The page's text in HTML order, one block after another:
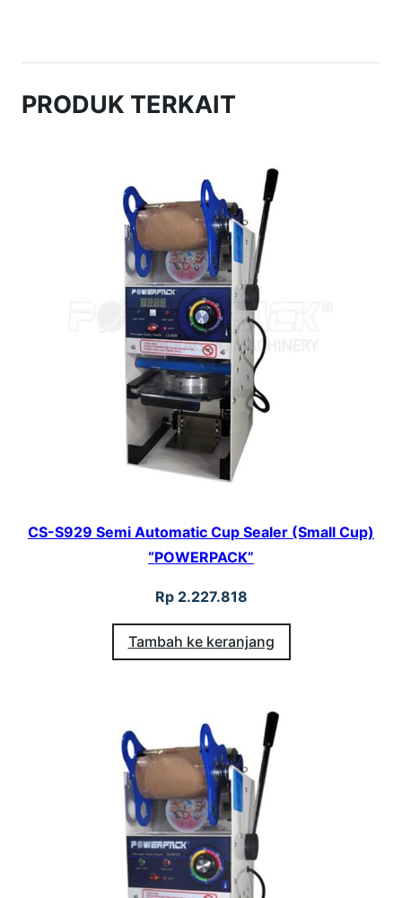
PRODUK TERKAIT
CS-S929 Semi Automatic Cup Sealer (Small Cup)
“POWERPACK”
Rp2.227.818
Tambah ke keranjang